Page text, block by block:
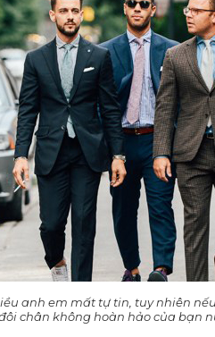
anh em mất tự tin, tuy nhiên
chân không hoàn hảo của bạn